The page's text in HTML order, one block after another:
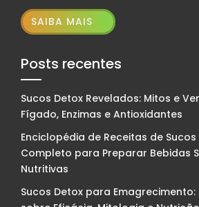
SAIBA MAIS
Posts recentes
Sucos Detox Revelados: Mitos e
Fígado, Enzimas e Antioxidantes
Enciclopédia de Receitas de Sucos
Completo para Preparar Bebidas
Nutritivas
Sucos Detox para